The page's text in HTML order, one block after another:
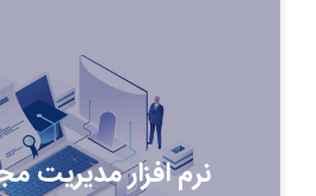
نرم افزار مدیریت